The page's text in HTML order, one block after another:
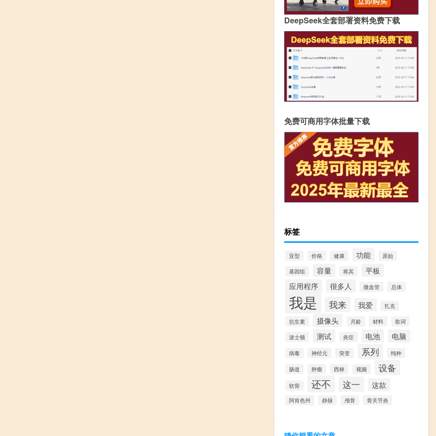
DeepSeek全套部署资料免费下载
免费可商用字体批量下载
标签
亚型 价格 健康 功能 原始
基因组 容量 将其
平板
应用程序
很多人 微血管 总体
我是 我来 我爱 扎克
抗生素 摄像头 月龄 材料 歌词
波士顿 测试 炎症 电池 电脑
病毒 神经元 突变 系列 纯种
肠道 肿瘤 西林 视频 设备
软骨 还不 这一 这款
阿肯色州 静脉 颅骨 骨关节炎